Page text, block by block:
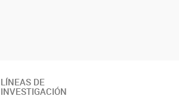
LÍNEAS DE
INVESTIGACIÓN